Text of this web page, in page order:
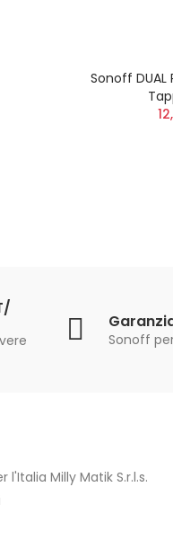
Sonoff DUAL
Sonoff
Milly Matik S.r.l.s.